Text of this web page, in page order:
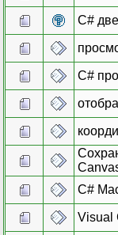
C#
C#
C#
Visual